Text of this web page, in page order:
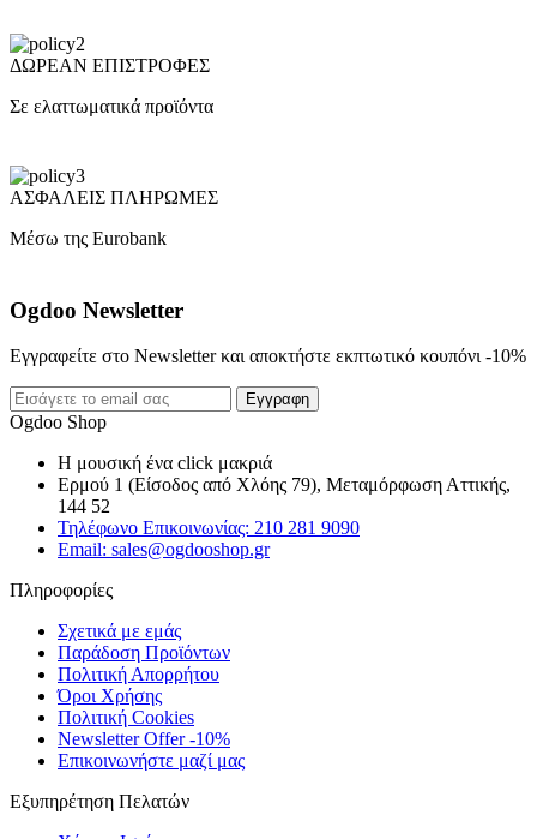
ΔΩΡΕΑΝ ΕΠΙΣΤΡΟΦΕΣ
Σε ελαττωματικά προϊόντα
ΑΣΦΑΛΕΙΣ ΠΛΗΡΩΜΕΣ
Μέσω της Eurobank
Ogdoo Newsletter
Εγγραφείτε στο Newsletter και αποκτήστε εκπτωτικό κουπόνι -10%
Εγγραφη
Ogdoo Shop
Η μουσική ένα click μακριά
Ερμού 1 (Είσοδος από Χλόης 79), Μεταμόρφωση Αττικής,
144 52
Τηλέφωνο Επικοινωνίας: 210 281 9090
Email: sales@ogdooshop.gr
Πληροφορίες
Σχετικά με εμάς
Παράδοση Προϊόντων
Πολιτική Απορρήτου
Όροι Χρήσης
Πολιτική Cookies
Newsletter Offer -10%
Επικοινωνήστε μαζί μας
Εξυπηρέτηση Πελατών